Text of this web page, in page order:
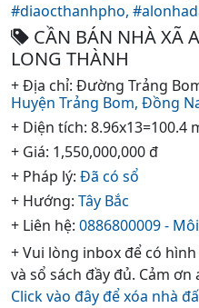
#diaocthanhpho,
CẦN BÁN NHÀ XÃ
LONG THÀNH
+ Địa chỉ: Đường Trảng
Huyện Trảng Bom, Đồng
+ Diện tích: 8.96x13=100.4
+ Giá: 1,550,000,000 đ
+ Pháp lý: Đã có sổ
+ Hướng: Tây Bắc
+ Liên hệ: 0886800009 -
+ Vui lòng inbox để có
và sổ sách đầy đủ. Cảm
Click vào đây để xóa nhà